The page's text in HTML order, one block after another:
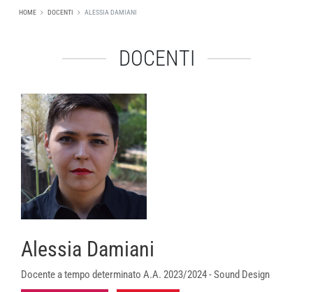
HOME DOCENTI ALESSIA DAMIANI
DOCENTI
Alessia Damiani
Docente a tempo determinato A.A. 2023/2024 - Sound Design